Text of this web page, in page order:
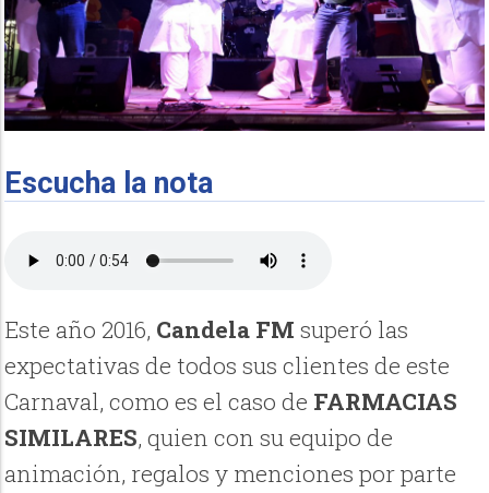
Escucha la nota
Este año 2016, Candela FM superó las
expectativas de todos sus clientes de este
Carnaval, como es el caso de FARMACIAS
SIMILARES, quien con su equipo de
animación, regalos y menciones por parte